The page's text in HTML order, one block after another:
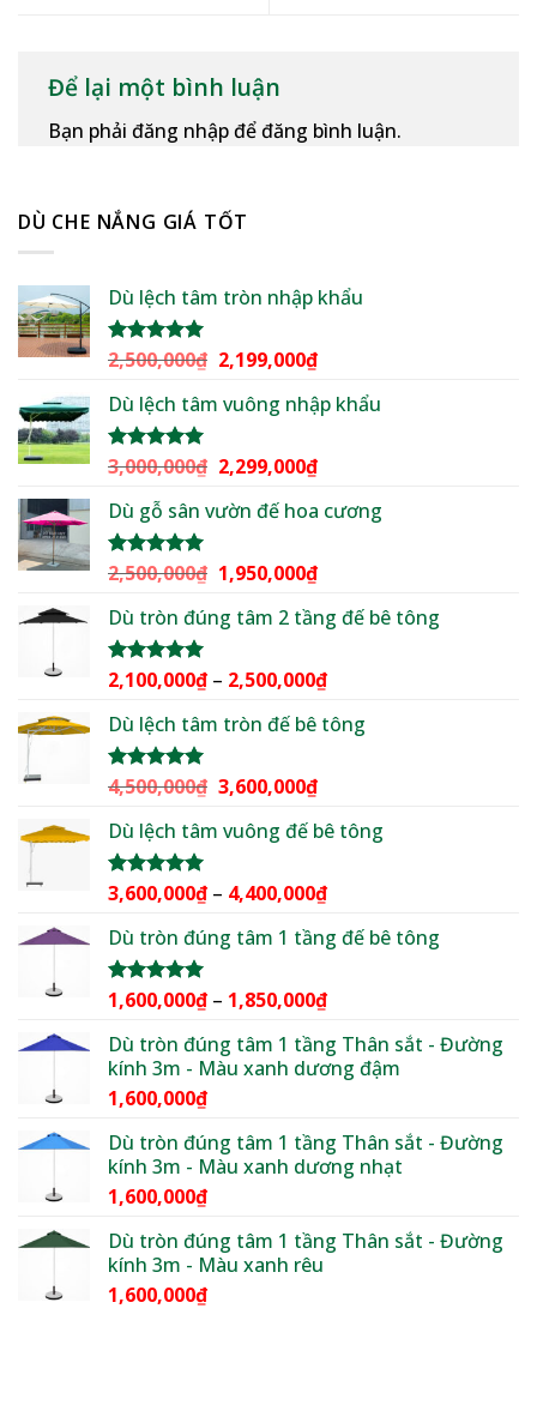
Để lại một bình luận
Bạn phải đăng nhập để đăng bình luận.
DÙ CHE NẮNG GIÁ TỐT
Dù lệch tâm tròn nhập khẩu
Được xếp
5 sao
2,500,000₫ Giá
là:
2,199,000₫Giá
tại
2,199,000₫.
Dù lệch tâm vuông nhập khẩu
Được xếp
5 sao
3,000,000₫ Giá
là:
2,299,000₫Giá
tại
2,299,000₫.
Dù gỗ sân vườn đế hoa cương
Được xếp
5 sao
2,500,000₫ Giá
là:
1,950,000₫Giá
tại
1,950,000₫.
Dù tròn đúng tâm 2 tầng đế bê tông
Được xếp
5 sao
2,100,000₫ – 2,500,000₫Khoảng
từ
Dù lệch tâm tròn đế bê tông
Được xếp
5 sao
4,500,000₫ Giá
là:
3,600,000₫Giá
tại
3,600,000₫.
Dù lệch tâm vuông đế bê tông
Được xếp
5 sao
3,600,000₫ – 4,400,000₫Khoảng
từ
đến
Dù tròn đúng tâm 1 tầng đế bê tông
Được xếp
5 sao
1,600,000₫ – 1,850,000₫Khoảng
từ
1,600,000₫
Dù tròn đúng tâm 1 tầng Thân sắt - Đường
kính 3m - Màu xanh dương đậm
1,600,000₫
Dù tròn đúng tâm 1 tầng Thân sắt - Đường
kính 3m - Màu xanh dương nhạt
1,600,000₫
Dù tròn đúng tâm 1 tầng Thân sắt - Đường
kính 3m - Màu xanh rêu
1,600,000₫